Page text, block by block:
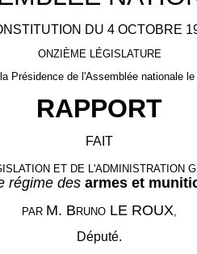
DU 4 OCTOBRE
ONZIÈME LÉGISLATURE
Présidence de l'Assemblée nationale
RAPPORT
FAIT
ET DE L'ADMINISTRATION
régime des armes et
PAR M. B RUNO LE ROUX
Député.